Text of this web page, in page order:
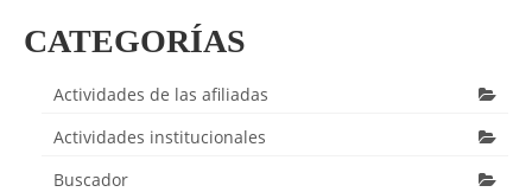
CATEGORÍAS
Actividades de las afiliadas
Actividades institucionales
Buscador